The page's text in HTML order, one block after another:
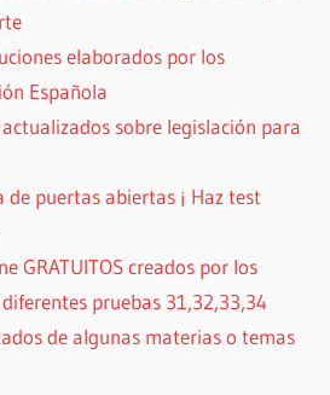
elaborados por los
Española
sobre legislación para
de puertas abiertas ¡ Haz test
GRATUITOS creados por los
pruebas 31,32,33,34
de algunas materias o temas